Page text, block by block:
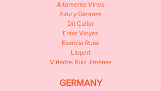
Altamente Vinos
Azul y Garanza
Dit Celler
Entre Vinyes
Esencia Rural
Llopart
Viñedos Ruiz Jiménez
GERMANY